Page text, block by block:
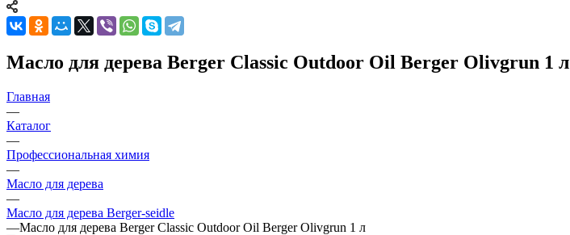
Масло для дерева Berger Classic Outdoor Oil Berger Olivgrun 1 л
Главная
—
Каталог
—
Профессиональная химия
—
Масло для дерева
—
Масло для дерева Berger-seidle
—Масло для дерева Berger Classic Outdoor Oil Berger Olivgrun 1 л